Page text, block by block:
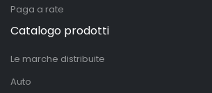
Paga a rate
Catalogo prodotti
Le marche distribuite
Auto